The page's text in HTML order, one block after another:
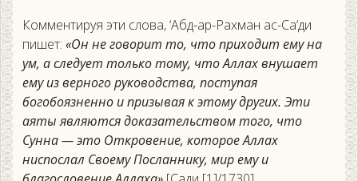
Комментируя эти слова, ‘Абд-ар-Рахман ас-Са‘ди
пишет: «Он не говорит то, что приходит ему на
ум, а следует только тому, что Аллах внушает
ему из верного руководства, поступая
богобоязненно и призывая к этому других. Эти
аяты являются доказательством того, что
Сунна — это Откровение, которое Аллах
ниспослал Своему Посланнику, мир ему и